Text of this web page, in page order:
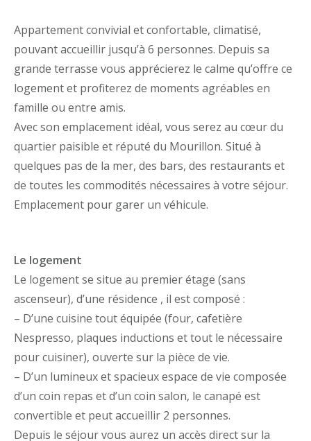
Appartement convivial et confortable, climatisé,
pouvant accueillir jusqu’à 6 personnes. Depuis sa
grande terrasse vous apprécierez le calme qu’offre ce
logement et profiterez de moments agréables en
famille ou entre amis.
Avec son emplacement idéal, vous serez au cœur du
quartier paisible et réputé du Mourillon. Situé à
quelques pas de la mer, des bars, des restaurants et
de toutes les commodités nécessaires à votre séjour.
Emplacement pour garer un véhicule.
Le logement
Le logement se situe au premier étage (sans
ascenseur), d’une résidence , il est composé :
– D’une cuisine tout équipée (four, cafetière
Nespresso, plaques inductions et tout le nécessaire
pour cuisiner), ouverte sur la pièce de vie.
– D’un lumineux et spacieux espace de vie composée
d’un coin repas et d’un coin salon, le canapé est
convertible et peut accueillir 2 personnes.
Depuis le séjour vous aurez un accès direct sur la